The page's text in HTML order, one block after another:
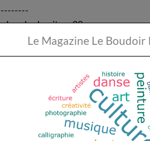
de chapitre : 22
totale : environ 6h
enregistrement est sous licence CC-
consultées le 11/11/2016)